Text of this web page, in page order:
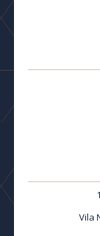
Vila